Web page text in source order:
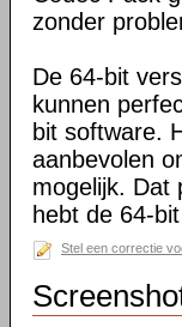
zonder
De 64-bit
kunnen
bit software.
aanbevolen
mogelijk. Dat
hebt de 64-
Stel een correctie